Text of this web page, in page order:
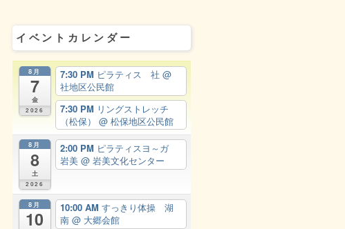
イベントカレンダー
8月
7
金
2026
7:30 PM ピラティス 社 @
社地区公民館
7:30 PM リングストレッチ
（松保） @ 松保地区公民館
8月
8
土
2026
2:00 PM ピラティスヨ～ガ
岩美 @ 岩美文化センター
8月
10
10:00 AM すっきり体操 湖
南 @ 大郷会館